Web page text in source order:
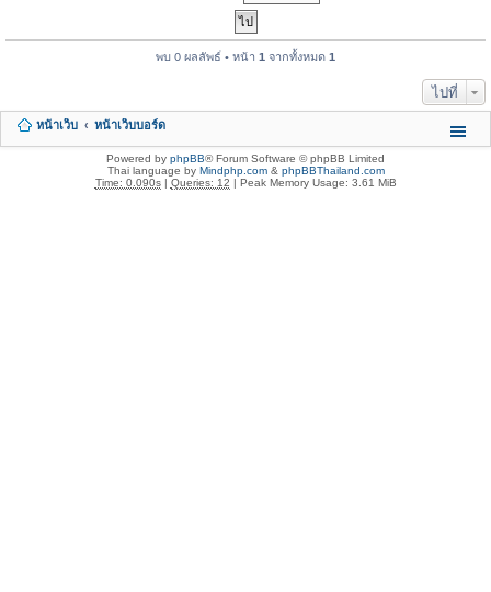
พบ 0 ผลลัพธ์ • หน้า 1 จากทั้งหมด 1
ไปที่
หน้าเว็บ หน้าเว็บบอร์ด
Powered by phpBB® Forum Software © phpBB Limited
Thai language by Mindphp.com& phpBBThailand.com
Time: 0.090s| Queries: 12 | Peak Memory Usage: 3.61 MiB